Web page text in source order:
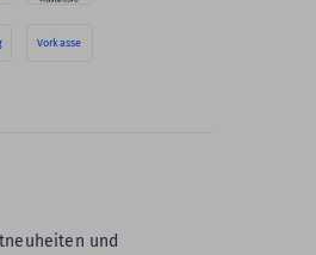
Vorkasse
und